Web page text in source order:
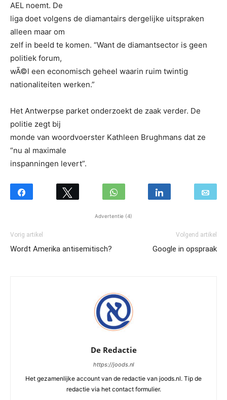
AEL noemt. De
liga doet volgens de diamantairs dergelijke uitspraken
alleen maar om
zelf in beeld te komen. “Want de diamantsector is geen
politiek forum,
wÃ©l een economisch geheel waarin ruim twintig
nationaliteiten werken.”
Het Antwerpse parket onderzoekt de zaak verder. De
politie zegt bij
monde van woordvoerster Kathleen Brughmans dat ze
“nu al maximale
inspanningen levert”.
Advertentie (4)
Vorig artikel
Wordt Amerika antisemitisch?
Volgend artikel
Google in opspraak
De Redactie
https://joods.nl
Het gezamenlijke account van de redactie van joods.nl. Tip de
redactie via het contact formulier.